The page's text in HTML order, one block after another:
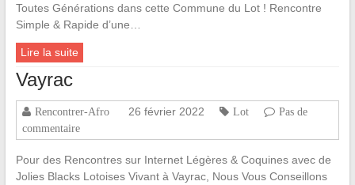
Toutes Générations dans cette Commune du Lot ! Rencontre
Simple & Rapide d’une…
Lire la suite
Vayrac
Rencontrer-Afro 26 février 2022 Lot
Pas de
commentaire
Pour des Rencontres sur Internet Légères & Coquines avec de
Jolies Blacks Lotoises Vivant à Vayrac, Nous Vous Conseillons